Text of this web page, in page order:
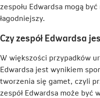
zespołu Edwardsa mogą
łagodniejszy.
Czy zespół Edwardsa
W większości przypadków
Edwardsa jest wynikiem
tworzenia się gamet, czyli
zespół Edwardsa może być